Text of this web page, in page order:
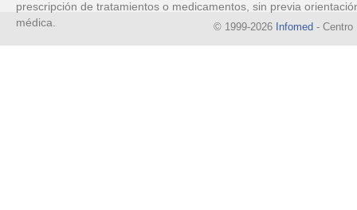
prescripción de tratamientos o medicamentos, sin previa
médica.
© 1999-2026 Infomed - Centro